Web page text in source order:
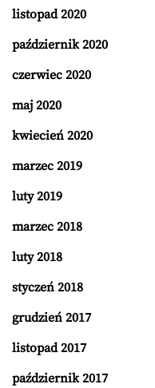
listopad 2020
październik 2020
czerwiec 2020
maj 2020
kwiecień 2020
marzec 2019
luty 2019
marzec 2018
luty 2018
styczeń 2018
grudzień 2017
listopad 2017
październik 2017